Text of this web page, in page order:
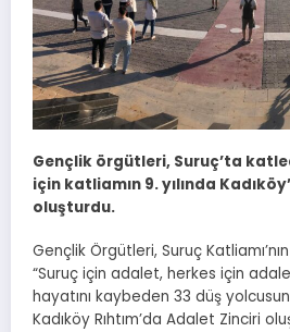
Gençlik örgütleri, Suruç’ta
için katliamın 9. yılında
oluşturdu.
Gençlik Örgütleri, Suruç
“Suruç için adalet, herkes için
hayatını kaybeden 33 düş
Kadıköy Rıhtım’da Adalet Zinciri